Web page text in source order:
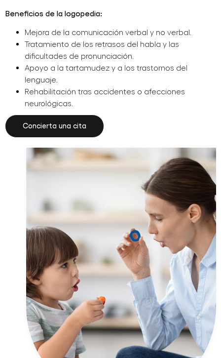
Beneficios de la logopedia:
Mejora de la comunicación verbal y no verbal.
Tratamiento de los retrasos del habla y las
dificultades de pronunciación.
Apoyo a la tartamudez y a los trastornos del
lenguaje.
Rehabilitación tras accidentes o afecciones
neurológicas.
Concierta una cita